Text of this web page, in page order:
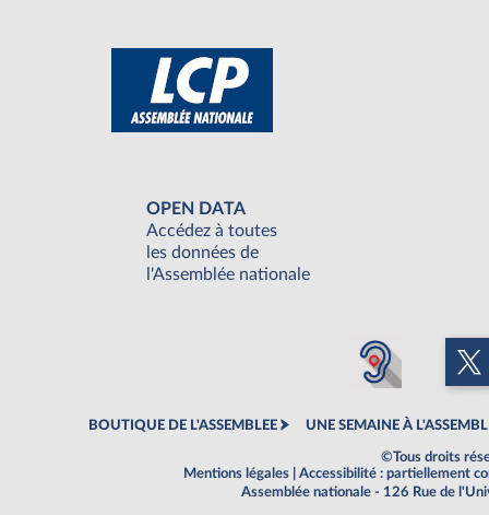
OPEN DATA
Accédez à toutes
les données de
l'Assemblée nationale
BOUTIQUE DE L'ASSEMBLEE UNE SEMAINE À
©Tous droits
Mentions légales
Accessibilité : partiellement
Assemblée nationale - 126 Rue de